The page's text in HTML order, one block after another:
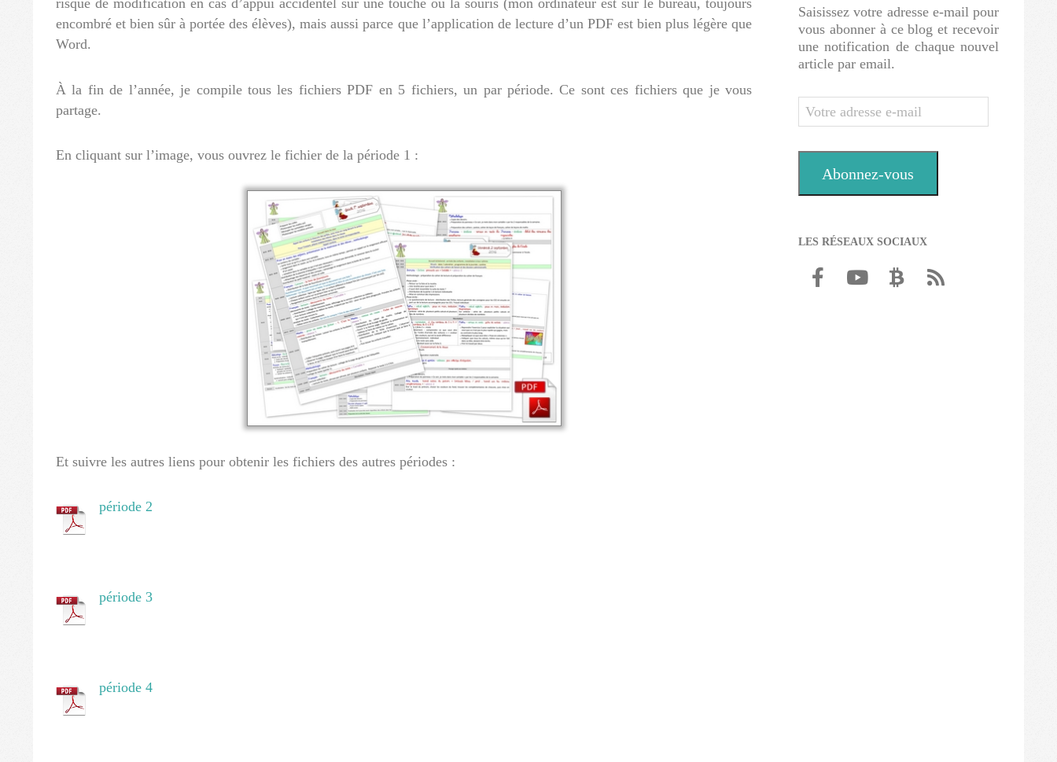
risque de modification en cas d’appui accidentel sur une touche ou la souris (mon ordinateur est sur le bureau, toujours
encombré et bien sûr à portée des élèves), mais aussi parce que l’application de lecture d’un PDF est bien plus légère que
Word.
À la fin de l’année, je compile tous les fichiers PDF en 5 fichiers, un par période. Ce sont ces fichiers que je vous
partage.
En cliquant sur l’image, vous ouvrez le fichier de la période 1 :
Et suivre les autres liens pour obtenir les fichiers des autres périodes :
période 2
période 3
période 4
Saisissez votre adresse e-mail pour
vous abonner à ce blog et recevoir
une notification de chaque nouvel
article par email.
Votre
adresse
Abonnez-vous
LES RÉSEAUX SOCIAUX